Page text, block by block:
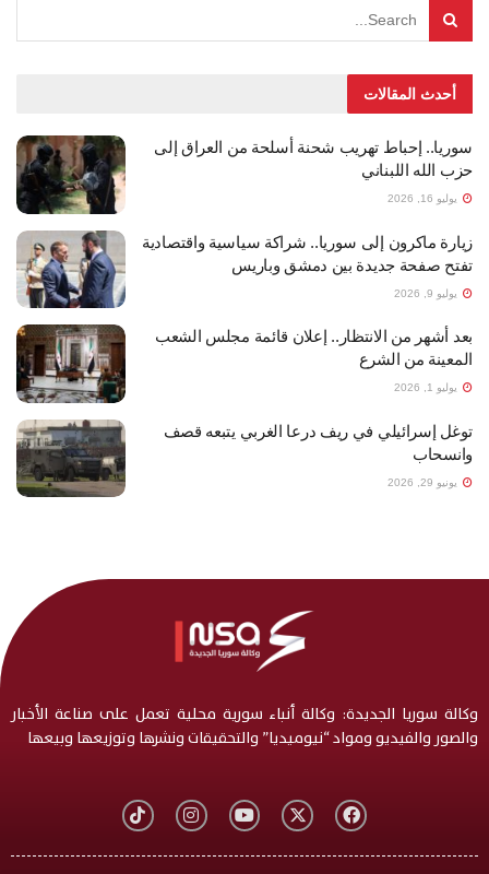
أحدث المقالات
سوريا.. إحباط تهريب شحنة أسلحة من العراق إلى
حزب الله اللبناني
يوليو 16, 2026
زيارة ماكرون إلى سوريا.. شراكة سياسية واقتصادية
تفتح صفحة جديدة بين دمشق وباريس
يوليو 9, 2026
بعد أشهر من الانتظار.. إعلان قائمة مجلس الشعب
المعينة من الشرع
يوليو 1, 2026
توغل إسرائيلي في ريف درعا الغربي يتبعه قصف
وانسحاب
يونيو 29, 2026
وكالة سوريا الجديدة: وكالة أنباء سورية محلية تعمل على صناعة الأخبار
والصور والفيديو ومواد “نيوميديا” والتحقيقات ونشرها وتوزيعها وبيعها